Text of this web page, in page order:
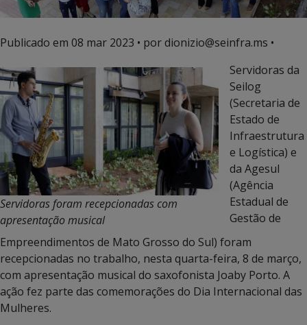
Publicado em 08 mar 2023 • por dionizio@seinfra.ms •
Servidoras foram recepcionadas com
apresentação musical
Servidoras da
Seilog
(Secretaria de
Estado de
Infraestrutura
e Logística) e
da Agesul
(Agência
Estadual de
Gestão de
Empreendimentos de Mato Grosso do Sul) foram
recepcionadas no trabalho, nesta quarta-feira, 8 de março,
com apresentação musical do saxofonista Joaby Porto. A
ação fez parte das comemorações do Dia Internacional das
Mulheres.